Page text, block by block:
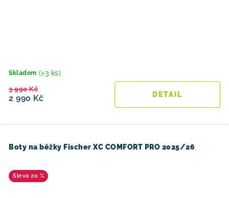
Skladem (>3 ks)
2 990 Kč
3 990 Kč
Boty na běžky Fischer XC COMFORT PRO 2025/26
20 %